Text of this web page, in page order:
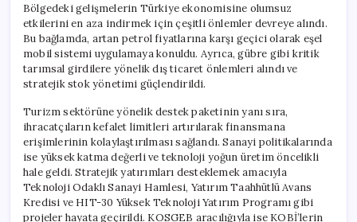
Bölgedeki gelişmelerin Türkiye ekonomisine olumsuz
etkilerini en aza indirmek için çeşitli önlemler devreye alındı.
Bu bağlamda, artan petrol fiyatlarına karşı geçici olarak eşel
mobil sistemi uygulamaya konuldu. Ayrıca, gübre gibi kritik
tarımsal girdilere yönelik dış ticaret önlemleri alındı ve
stratejik stok yönetimi güçlendirildi.
Turizm sektörüne yönelik destek paketinin yanı sıra,
ihracatçıların kefalet limitleri artırılarak finansmana
erişimlerinin kolaylaştırılması sağlandı. Sanayi politikalarında
ise yüksek katma değerli ve teknoloji yoğun üretim öncelikli
hale geldi. Stratejik yatırımları desteklemek amacıyla
Teknoloji Odaklı Sanayi Hamlesi, Yatırım Taahhütlü Avans
Kredisi ve HIT-30 Yüksek Teknoloji Yatırım Programı gibi
projeler hayata geçirildi. KOSGEB aracılığıyla ise KOBİ’lerin